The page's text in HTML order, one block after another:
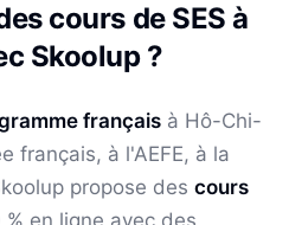
cours de SES à
Skoolup ?
français à Hô-Chi-
français, à l'AEFE, à la
propose des cours
% en ligne avec des